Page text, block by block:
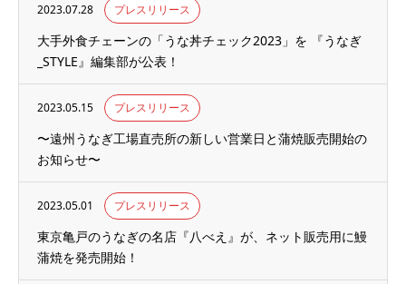
2023.07.28 プレスリリース
大手外食チェーンの「うな丼チェック2023」を 『うなぎ
_STYLE』編集部が公表！
2023.05.15 プレスリリース
〜遠州うなぎ工場直売所の新しい営業日と蒲焼販売開始の
お知らせ〜
2023.05.01 プレスリリース
東京亀戸のうなぎの名店『八べえ』が、ネット販売用に鰻
蒲焼を発売開始！